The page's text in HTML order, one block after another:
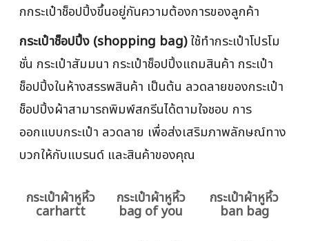
กกระเป๋าช็อปปิ้งขึ้นอยู่กันความต้องการของลูกค้า
กระเป๋าช็อปปิ้ง (shopping bag)ใช้ทำกระเป๋าโปรโม
ชั่น กระเป๋าสัมมนา กระเป๋าช็อปปิ้งแถมสินค้า กระเป๋า
ช็อปปิ้งในห้างสรรพสินค้า เป็นต้น ลวดลายของกระเป๋า
ช็อปปิ้งผ้าสามารถพิมพ์สกรีนได้ตามใจชอบ การ
ออกแบบกระเป๋า ลวดลาย เพื่อส่งเสริมภาพลักษณ์ทาง
บวกให้กับแบรนด์ และสินค้าของคุณ
กระเป๋าผ้าหูหิ้ว
carhartt
กระเป๋าผ้าหูหิ้ว
bag of you
กระเป๋าผ้าหูหิ้ว
ban bag